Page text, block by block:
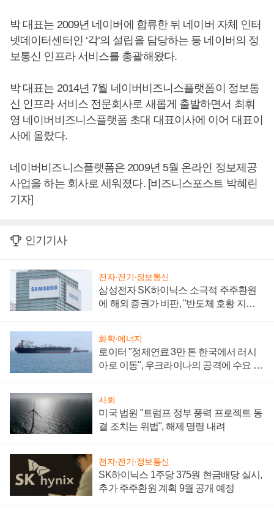
박 대표는 2009년 네이버에 합류한 뒤 네이버 자체 인터
넷데이터센터인 ‘각’의 설립을 담당하는 등 네이버의 정
보통신 인프라 서비스를 총괄해왔다.
박 대표는 2014년 7월 네이버비즈니스플랫폼이 정보통
신 인프라 서비스 전문회사로 새롭게 출발하면서 최휘
영 네이버비즈니스플랫폼 초대 대표이사에 이어 대표이
사에 올랐다.
네이버비즈니스플랫폼은 2009년 5월 온라인 정보제공
사업을 하는 회사로 세워졌다. [비즈니스포스트 박혜린
기자]
인기기사
전자·전기·정보통신
삼성전자 SK하이닉스 소극적 주주환원
에 해외 증권가 비판, "반도체 호황 지속
화학·에너지
로이터 "정제연료 3만 톤 한국에서 러시
아로 이동", 우크라이나의 공격에 수요 늘
사회
미국 법원 "트럼프 정부 풍력 프로젝트 동
결 조치는 위법", 해제 명령 내려
전자·전기·정보통신
SK하이닉스 1주당 375원 현금배당 실시,
추가 주주환원 계획 9월 공개 예정